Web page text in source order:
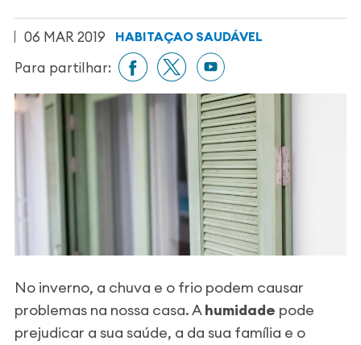
06 MAR 2019 HABITAÇAO SAUDÁVEL
Para partilhar:
No inverno, a chuva e o frio podem causar
problemas na nossa casa. Ahumidade pode
prejudicar a sua saúde, a da sua família e o